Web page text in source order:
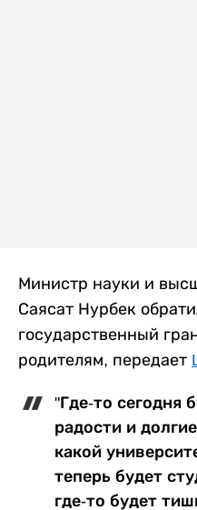
Министр науки и
Саясат Нурбек
государственный
родителям, передает
"Где-то сегодня
радости и
какой
теперь будет
где-то будет